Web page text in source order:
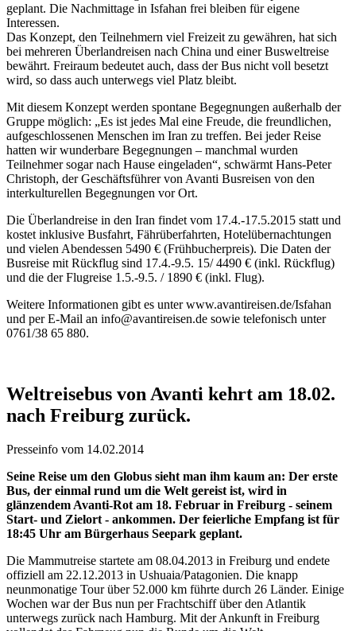
geplant. Die Nachmittage in Isfahan frei bleiben für eigene
Interessen.
Das Konzept, den Teilnehmern viel Freizeit zu gewähren, hat sich
bei mehreren Überlandreisen nach China und einer Busweltreise
bewährt. Freiraum bedeutet auch, dass der Bus nicht voll besetzt
wird, so dass auch unterwegs viel Platz bleibt.
Mit diesem Konzept werden spontane Begegnungen außerhalb der
Gruppe möglich: „Es ist jedes Mal eine Freude, die freundlichen,
aufgeschlossenen Menschen im Iran zu treffen. Bei jeder Reise
hatten wir wunderbare Begegnungen – manchmal wurden
Teilnehmer sogar nach Hause eingeladen“, schwärmt Hans-Peter
Christoph, der Geschäftsführer von Avanti Busreisen von den
interkulturellen Begegnungen vor Ort.
Die Überlandreise in den Iran findet vom 17.4.-17.5.2015 statt und
kostet inklusive Busfahrt, Fährüberfahrten, Hotelübernachtungen
und vielen Abendessen 5490 € (Frühbucherpreis). Die Daten der
Busreise mit Rückflug sind 17.4.-9.5. 15/ 4490 € (inkl. Rückflug)
und die der Flugreise 1.5.-9.5. / 1890 € (inkl. Flug).
Weitere Informationen gibt es unter www.avantireisen.de/Isfahan
und per E-Mail an info@avantireisen.de sowie telefonisch unter
0761/38 65 880.
Weltreisebus von Avanti kehrt am 18.02.
nach Freiburg zurück.
Presseinfo vom 14.02.2014
Seine Reise um den Globus sieht man ihm kaum an: Der erste
Bus, der einmal rund um die Welt gereist ist, wird in
glänzendem Avanti-Rot am 18. Februar in Freiburg - seinem
Start- und Zielort - ankommen. Der feierliche Empfang ist für
18:45 Uhr am Bürgerhaus Seepark geplant.
Die Mammutreise startete am 08.04.2013 in Freiburg und endete
offiziell am 22.12.2013 in Ushuaia/Patagonien. Die knapp
neunmonatige Tour über 52.000 km führte durch 26 Länder. Einige
Wochen war der Bus nun per Frachtschiff über den Atlantik
unterwegs zurück nach Hamburg. Mit der Ankunft in Freiburg